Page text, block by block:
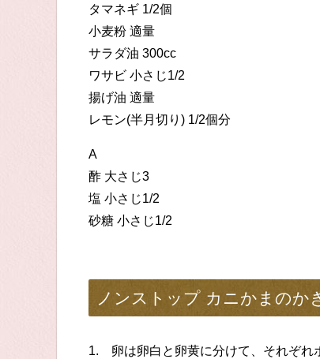
タマネギ 1/2個
小麦粉 適量
サラダ油 300cc
ワサビ 小さじ1/2
揚げ油 適量
レモン(半月切り) 1/2個分
A
酢 大さじ3
塩 小さじ1/2
砂糖 小さじ1/2
ノンストップ カニかまのか
1. 卵は卵白と卵黄に分けて、それぞれ